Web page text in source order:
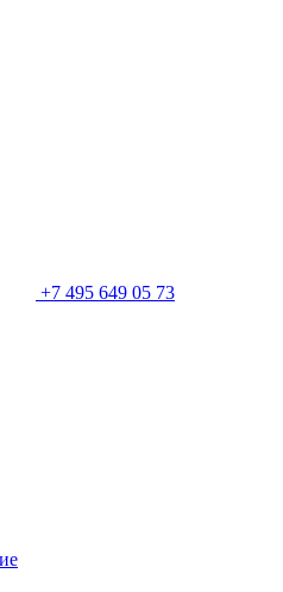
+7 495 649 05 73